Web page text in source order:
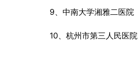
9、中南大学湘雅二医院
10、杭州市第三人民医院